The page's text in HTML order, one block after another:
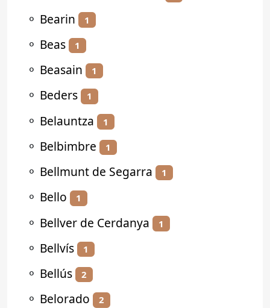
⚬ Bearin 1
⚬ Beas 1
⚬ Beasain 1
⚬ Beders 1
⚬ Belauntza 1
⚬ Belbimbre 1
⚬ Bellmunt de Segarra 1
⚬ Bello 1
⚬ Bellver de Cerdanya 1
⚬ Bellvís 1
⚬ Bellús 2
⚬ Belorado 2